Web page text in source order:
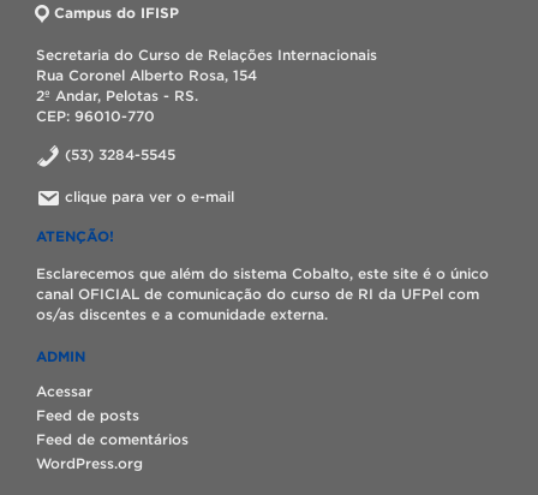
Campus do IFISP
Secretaria do Curso de Relações Internacionais
Rua Coronel Alberto Rosa, 154
2º Andar, Pelotas - RS.
CEP: 96010-770
(53) 3284-5545
clique para ver o e-mail
ATENÇÃO!
Esclarecemos que além do sistema Cobalto, este site é o único
canal OFICIAL de comunicação do curso de RI da UFPel com
os/as discentes e a comunidade externa.
ADMIN
Acessar
Feed de posts
Feed de comentários
WordPress.org